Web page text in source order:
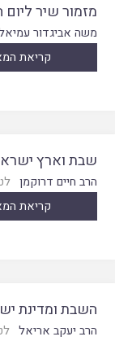
מזמור שיר
משה אביגדור
קריאת
שבת וארץ
הרב חיים דרוקמן
קריאת
השבת ומדינת
הרב יעקב אריאל